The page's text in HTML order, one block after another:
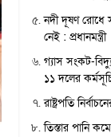
নদী দূষণ রোধে
নেই : প্রধানমন্ত্রী
গ্যাস সংকট-
১১ দলের
রাষ্ট্রপতি
তিস্তার পানি